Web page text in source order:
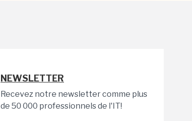
NEWSLETTER
Recevez notre newsletter comme plus
de 50 000 professionnels de l'IT!